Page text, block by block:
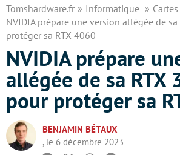
Tomshardware.fr Informatique
NVIDIA prépare une version allégée de
protéger sa RTX 4060
NVIDIA prépare
allégée de sa RTX
pour protéger sa
BENJAMIN BÉTAUX
, le 6 décembre 2023